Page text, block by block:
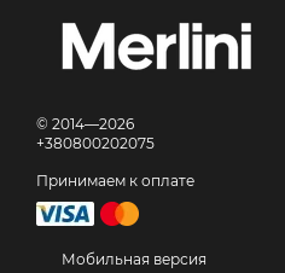
© 2014—2026
+380800202075
Принимаем к оплате
Мобильная версия